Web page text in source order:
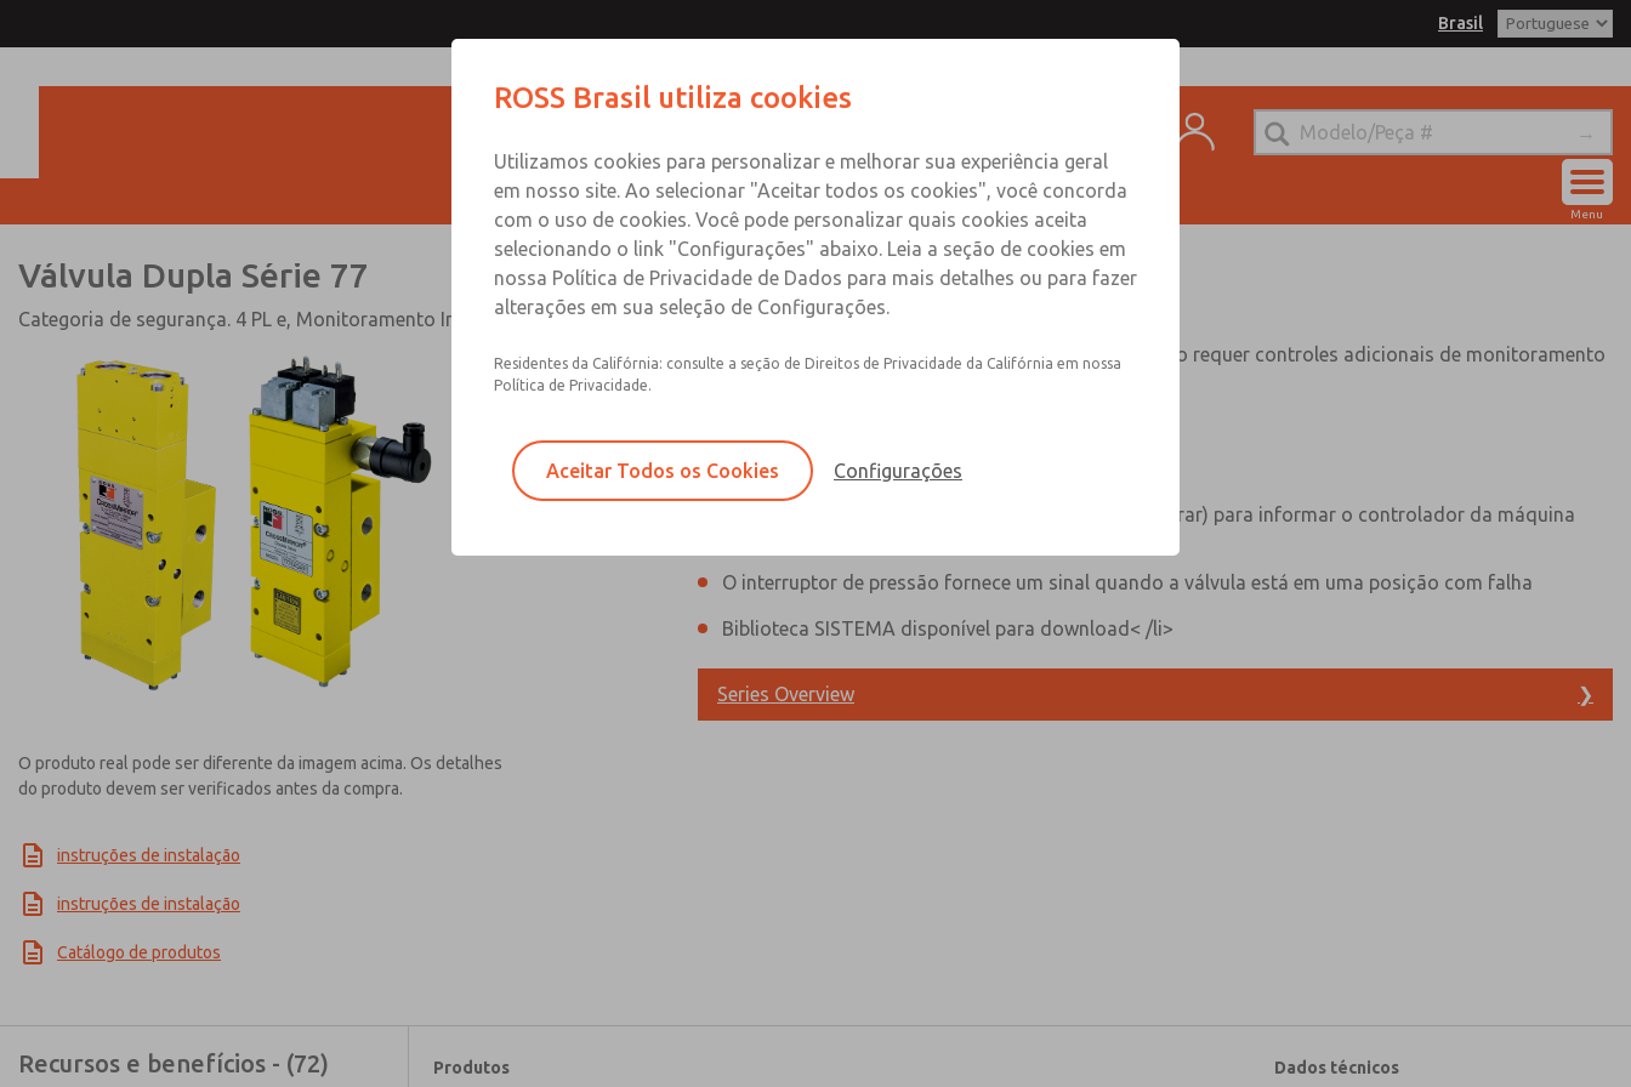
Brasil
Menu
Válvula Dupla Série 77
Categoria de segurança. 4 PL e, Monitoramento Interno, Reset Automático
O produto real pode ser diferente da imagem acima. Os detalhes
do produto devem ser verificados antes da compra.
instruções de instalação
instruções de instalação
Catálogo de produtos
Sistema de monitoramento dinâmico autônomo não requer controles adicionais de monitoramento
de válvulas
Construção de carretéis duplos de aço inoxidável
Interruptor de indicação de status (pronto para operar) para informar o controlador da máquina
O interruptor de pressão fornece um sinal quando a válvula está em uma posição com falha
Biblioteca SISTEMA disponível para download< /li>
Series Overview ❯
Recursos e benefícios - (72) Produtos Dados técnicos
ROSS Brasil utiliza cookies
Utilizamos cookies para personalizar e melhorar sua experiência geral
em nosso site. Ao selecionar "Aceitar todos os cookies", você concorda
com o uso de cookies. Você pode personalizar quais cookies aceita
selecionando o link "Configurações" abaixo. Leia a seção de cookies em
nossa Política de Privacidade de Dados para mais detalhes ou para fazer
alterações em sua seleção de Configurações.
Residentes da Califórnia: consulte a seção de Direitos de Privacidade da Califórnia em nossa
Política de Privacidade.
Aceitar Todos os Cookies Configurações